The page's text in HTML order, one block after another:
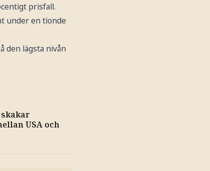
prisfall.
under en tionde
den lägsta nivån
USA och